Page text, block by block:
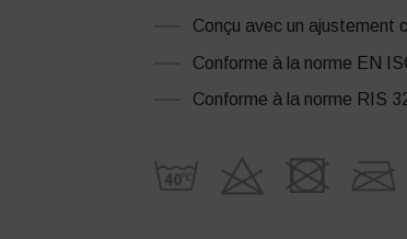
Conçu avec un ajustement
Conforme à la norme EN
Conforme à la norme RIS